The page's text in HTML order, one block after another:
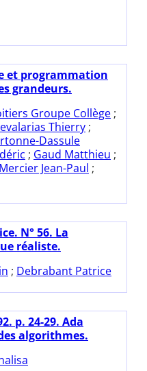
et programmation
grandeurs.
Groupe Collège ;
Thierry ;
Dassule
; Gaud Matthieu ;
Mercier Jean-Paul ;
N° 56. La
réaliste.
; Debrabant Patrice
p. 24-29. Ada
algorithmes.